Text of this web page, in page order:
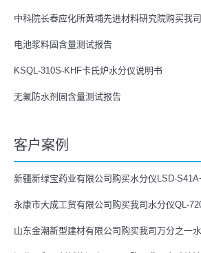
中科院长春应化所黄埔先进材料研究院购买我
电池浆料固含量测试报告
KSQL-310S-KHF卡氏炉水分仪说明书
无氟防水剂固含量测试报告
客户案例
新疆新绿宝药业有限公司购买水分仪LSD-S41A
永康市大成工贸有限公司购买我司水分仪QL-
山东金潮新型建材有限公司购买我司万分之一